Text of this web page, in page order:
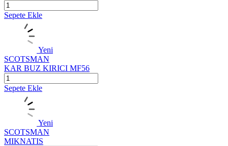
Sepete Ekle
Yeni
SCOTSMAN
KAR BUZ KIRICI MF56
Sepete Ekle
Yeni
SCOTSMAN
MIKNATIS